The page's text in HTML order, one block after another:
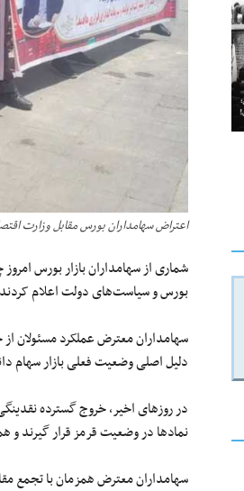
اعتراض سهامداران بورس مقابل وزارت اقتصاد – ۲۲
بورس و سیاست‌های دولت اعلام
سهامداران معترض عملکرد مسئولان
دلیل اصلی وضعیت فعلی بازار سهام
در روزهای اخیر، خروج گسترده
نمادها در وضعیت قرمز قرار گیرند
سهامداران معترض همزمان با تجمع